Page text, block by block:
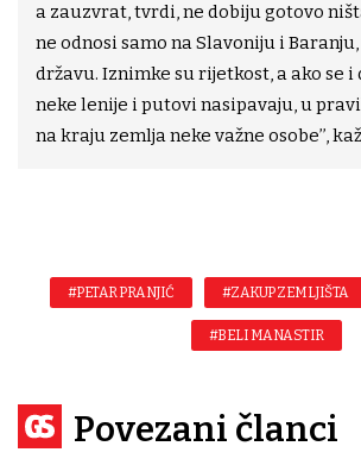
a zauzvrat, tvrdi, ne dobiju gotovo
ne odnosi samo na Slavoniju i
državu. Iznimke su rijetkost, a ako se i
neke lenije i putovi nasipavaju, u
na kraju zemlja neke važne osobe’’,
#PETAR PRANJIĆ #ZAKUP ZEMLJIŠTA
#BELI MANASTIR
Povezani članci